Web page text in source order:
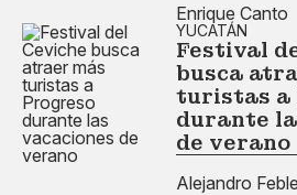
Enrique Canto
YUCATÁN
Festival
busca
turistas a
durante
de verano
Alejandro